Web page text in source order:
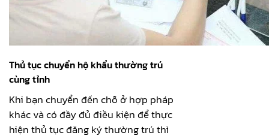
Thủ tục chuyển hộ khẩu thường trú
cùng tỉnh
Khi bạn chuyển đến chỗ ở hợp pháp
khác và có đầy đủ điều kiện để thực
hiện thủ tục đăng ký thường trú thì